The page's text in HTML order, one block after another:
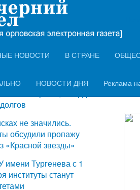
НОВОСТИ В СТРАНЕ
НОВОСТИ ДНЯ Реклама
самых
новостей
аварийных домов
не значились.
обсудили пропажу
«Красной звезды»
имени Тургенева с 1
институты станут